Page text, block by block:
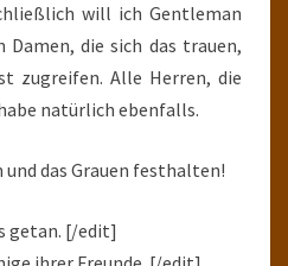
will ich Gentleman
Damen, die sich das trauen,
zugreifen. Alle Herren, die
natürlich ebenfalls.
das Grauen festhalten!
getan. [/edit]